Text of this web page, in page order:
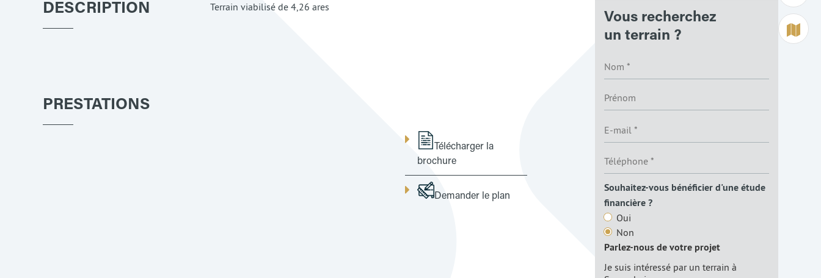
Terrain à
DESCRIPTION Terrain viabilisé de 4,26 ares
PRESTATIONS
Télécharger la
brochure
Demander le plan
Vous recherchez
un terrain ?
Souhaitez-vous bénéficier d'une étude
financière ?
Oui
Non
Parlez-nous de votre projet